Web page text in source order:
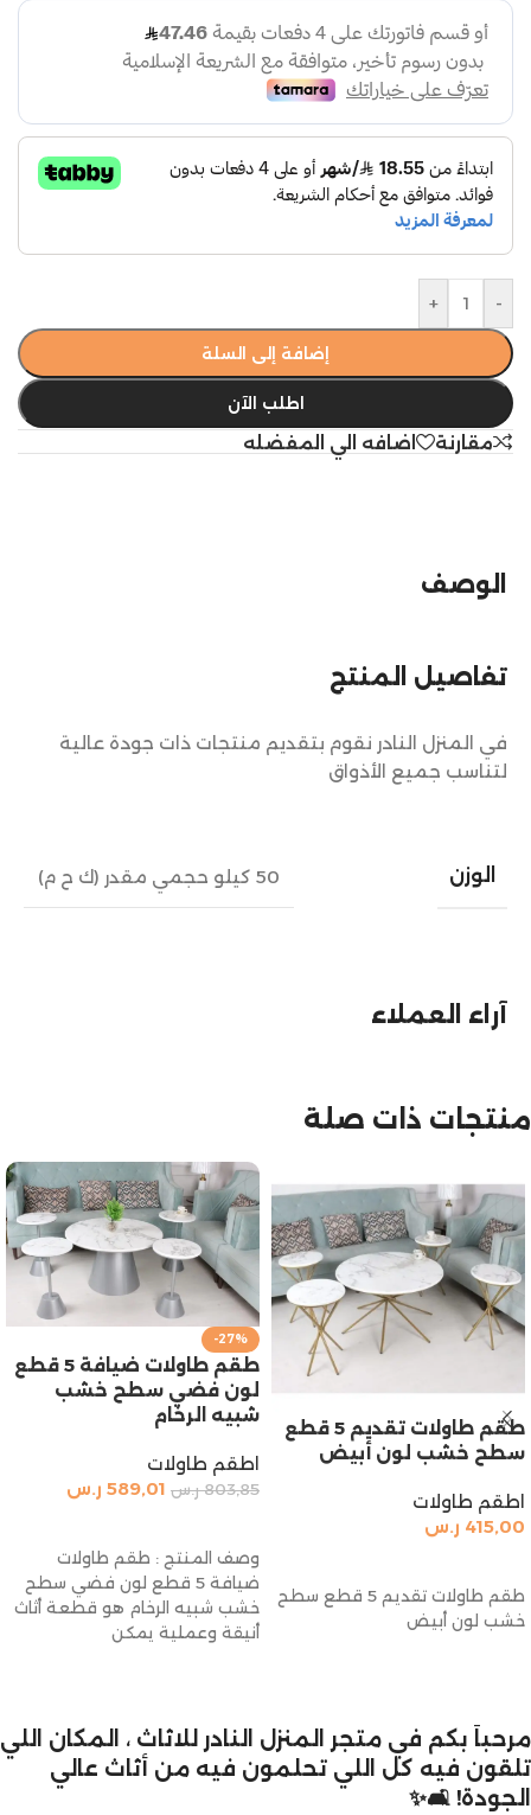
-
+
إضافة إلى السلة
اطلب الآن
مقارنة اضافه الي المفضله
تفاصيل المنتج
في المنزل النادر نقوم بتقديم منتجات ذات جودة عالية
لتناسب جميع الأذواق
الوزن 50 كيلو حجمي مقدر (ك ح م)
الوصف
آراء العملاء
منتجات ذات صلة
طقم طاولات تقديم 5 قطع
سطح خشب لون أبيض
اطقم طاولات
415,00 ر.س
طقم طاولات تقديم 5 قطع سطح
خشب لون أبيض
-27%
طقم طاولات ضيافة 5 قطع
لون فضي سطح خشب
شبيه الرخام
اطقم طاولات
803,85 ر.س 589,01 ر.س
وصف المنتج : طقم طاولات
ضيافة 5 قطع لون فضي سطح
خشب شبيه الرخام هو قطعة أثاث
أنيقة وعملية يمكن
مرحباً بكم في متجر المنزل النادر للاثاث ، المكان اللي
تلقون فيه كل اللي تحلمون فيه من أثاث عالي
الجودة! 🛋️✨